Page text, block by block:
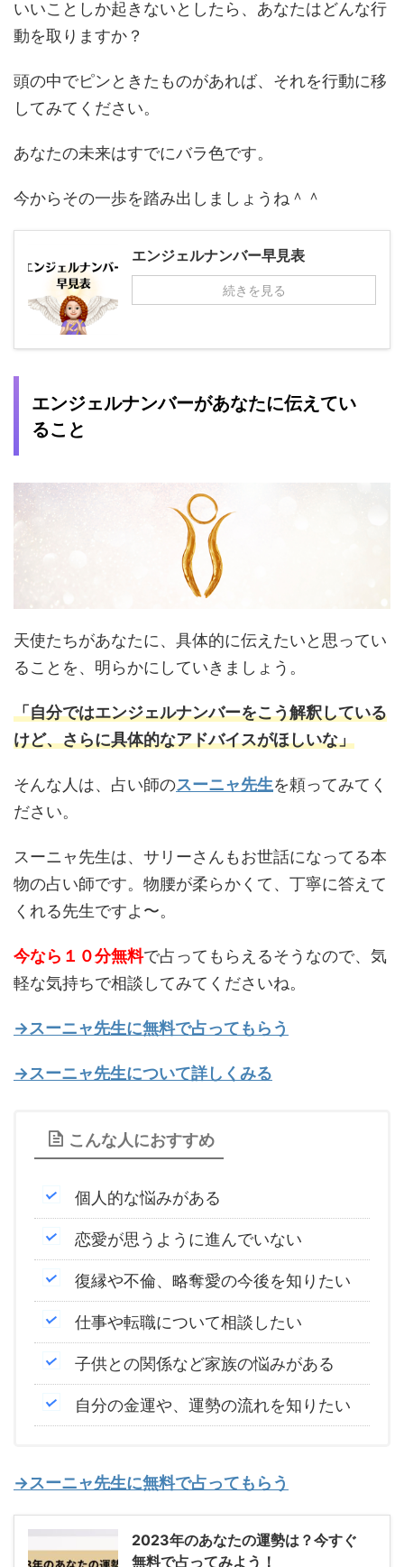
いいことしか起きないとしたら、あなたはどんな行
動を取りますか？
頭の中でピンときたものがあれば、それを行動に移
してみてください。
あなたの未来はすでにバラ色です。
今からその一歩を踏み出しましょうね＾＾
エンジェルナンバー早見表
続きを見る
エンジェルナンバーがあなたに伝えてい
ること
天使たちがあなたに、具体的に伝えたいと思ってい
ることを、明らかにしていきましょう。
「自分ではエンジェルナンバーをこう解釈している
けど、さらに具体的なアドバイスがほしいな」
そんな人は、占い師のスーニャ先生を頼ってみてく
ださい。
スーニャ先生は、サリーさんもお世話になってる本
物の占い師です。物腰が柔らかくて、丁寧に答えて
くれる先生ですよ〜。
今なら１０分無料で占ってもらえるそうなので、気
軽な気持ちで相談してみてくださいね。
→スーニャ先生に無料で占ってもらう
→スーニャ先生について詳しくみる
こんな人におすすめ
個人的な悩みがある
恋愛が思うように進んでいない
復縁や不倫、略奪愛の今後を知りたい
仕事や転職について相談したい
子供との関係など家族の悩みがある
自分の金運や、運勢の流れを知りたい
→スーニャ先生に無料で占ってもらう
2023年のあなたの運勢は？今すぐ
無料で占ってみよう！